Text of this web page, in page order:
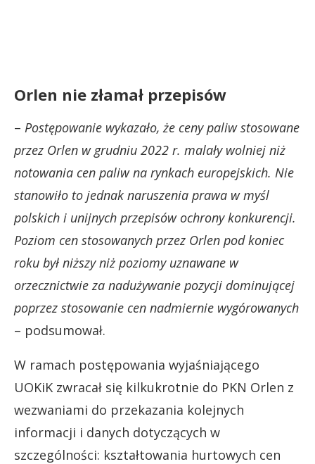
Orlen nie złamał przepisów
– Postępowanie wykazało, że ceny paliw stosowane
przez Orlen w grudniu 2022 r. malały wolniej niż
notowania cen paliw na rynkach europejskich. Nie
stanowiło to jednak naruszenia prawa w myśl
polskich i unijnych przepisów ochrony konkurencji.
Poziom cen stosowanych przez Orlen pod koniec
roku był niższy niż poziomy uznawane w
orzecznictwie za nadużywanie pozycji dominującej
poprzez stosowanie cen nadmiernie wygórowanych
– podsumował.
W ramach postępowania wyjaśniającego
UOKiK zwracał się kilkukrotnie do PKN Orlen z
wezwaniami do przekazania kolejnych
informacji i danych dotyczących w
szczególności: kształtowania hurtowych cen